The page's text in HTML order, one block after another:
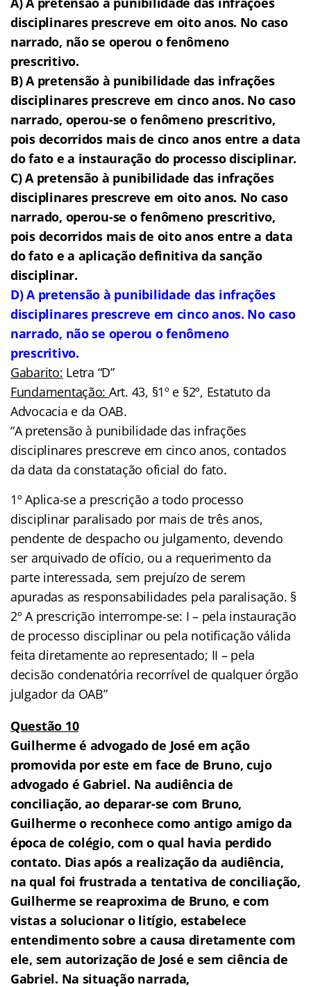
disciplinares prescreve em oito anos. No caso
narrado, não se operou o fenômeno
prescritivo.
B) A pretensão à punibilidade das infrações
disciplinares prescreve em cinco anos. No caso
narrado, operou-se o fenômeno prescritivo,
pois decorridos mais de cinco anos entre a data
do fato e a instauração do processo disciplinar.
C) A pretensão à punibilidade das infrações
disciplinares prescreve em oito anos. No caso
narrado, operou-se o fenômeno prescritivo,
pois decorridos mais de oito anos entre a data
do fato e a aplicação definitiva da sanção
disciplinar.
D) A pretensão à punibilidade das infrações
disciplinares prescreve em cinco anos. No caso
narrado, não se operou o fenômeno
prescritivo.
Gabarito: Letra “D”
Fundamentação: Art. 43, §1º e §2º, Estatuto da
Advocacia e da OAB.
“A pretensão à punibilidade das infrações
disciplinares prescreve em cinco anos, contados
da data da constatação oficial do fato.
1º Aplica-se a prescrição a todo processo
disciplinar paralisado por mais de três anos,
pendente de despacho ou julgamento, devendo
ser arquivado de ofício, ou a requerimento da
parte interessada, sem prejuízo de serem
apuradas as responsabilidades pela paralisação. §
2º A prescrição interrompe-se: I – pela instauração
de processo disciplinar ou pela notificação válida
feita diretamente ao representado; II – pela
decisão condenatória recorrível de qualquer órgão
julgador da OAB”
Questão 10
Guilherme é advogado de José em ação
promovida por este em face de Bruno, cujo
advogado é Gabriel. Na audiência de
conciliação, ao deparar-se com Bruno,
Guilherme o reconhece como antigo amigo da
época de colégio, com o qual havia perdido
contato. Dias após a realização da audiência,
na qual foi frustrada a tentativa de conciliação,
Guilherme se reaproxima de Bruno, e com
vistas a solucionar o litígio, estabelece
entendimento sobre a causa diretamente com
ele, sem autorização de José e sem ciência de
Gabriel. Na situação narrada,